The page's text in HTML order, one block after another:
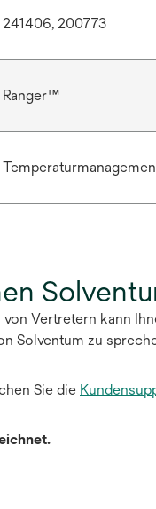
241406, 200773
Ranger™
Vertretern kann
Solventum zu
Sie die